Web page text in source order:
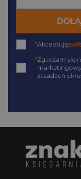
*Akceptuję
*Zgadzam się
zasadach